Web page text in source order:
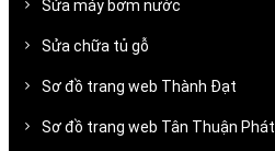
Sửa máy bơm nước
Sửa chữa tủ gỗ
Sơ đồ trang web Thành Đạt
Sơ đồ trang web Tân Thuận Phát